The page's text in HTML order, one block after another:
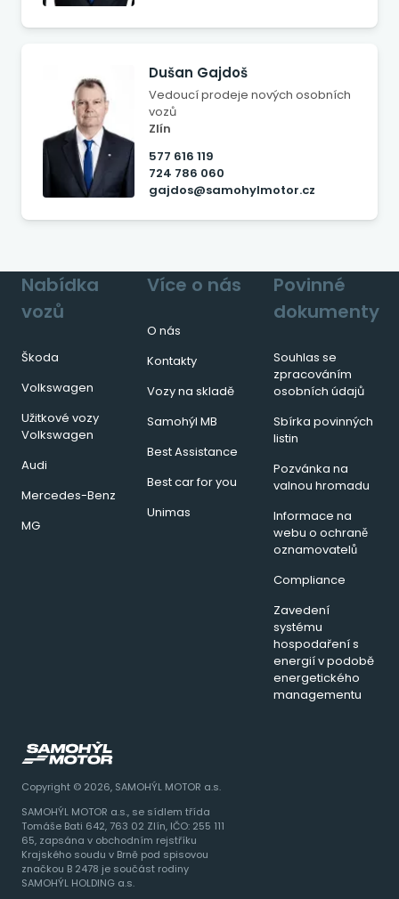
Dušan Gajdoš
Vedoucí prodeje nových osobních
vozů
Zlín
577 616 119
724 786 060
gajdos@samohylmotor.cz
Copyright © 2026, SAMOHÝL MOTOR a.s.
SAMOHÝL MOTOR a.s., se sídlem třída
Tomáše Bati 642, 763 02 Zlín, IČO: 255 111
65, zapsána v obchodním rejstříku
Krajského soudu v Brně pod spisovou
značkou B 2478 je součást rodiny
SAMOHÝL HOLDING a.s.
Nabídka
vozů
Škoda
Volkswagen
Užitkové vozy
Volkswagen
Audi
Mercedes-Benz
MG
Více o nás
O nás
Kontakty
Vozy na skladě
Samohýl MB
Best Assistance
Best car for you
Unimas
Povinné
dokumenty
Souhlas se
zpracováním
osobních údajů
Sbírka povinných
listin
Pozvánka na
valnou hromadu
Informace na
webu o ochraně
oznamovatelů
Compliance
Zavedení
systému
hospodaření s
energií v podobě
energetického
managementu